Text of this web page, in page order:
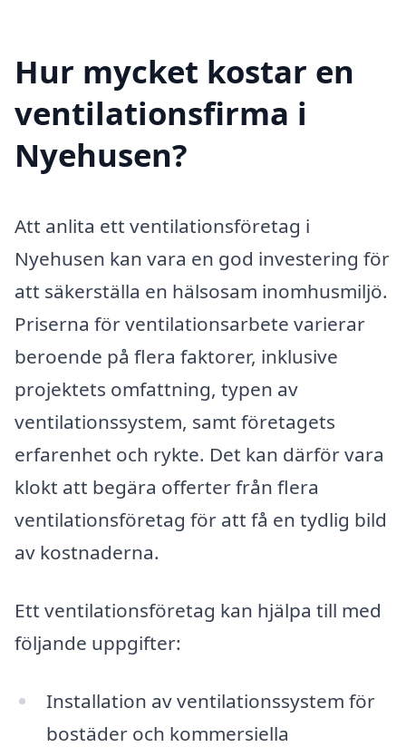
Hur mycket kostar en
ventilationsfirma i
Nyehusen?
Att anlita ett ventilationsföretag i
Nyehusen kan vara en god investering för
att säkerställa en hälsosam inomhusmiljö.
Priserna för ventilationsarbete varierar
beroende på flera faktorer, inklusive
projektets omfattning, typen av
ventilationssystem, samt företagets
erfarenhet och rykte. Det kan därför vara
klokt att begära offerter från flera
ventilationsföretag för att få en tydlig bild
av kostnaderna.
Ett ventilationsföretag kan hjälpa till med
följande uppgifter:
Installation av ventilationssystem för
bostäder och kommersiella